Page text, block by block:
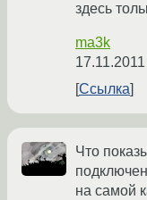
здесь
ma3k
Ссылка
Что
на самой